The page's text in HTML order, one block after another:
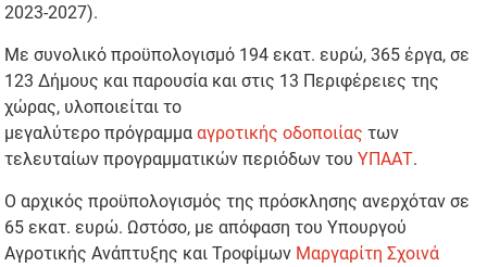
2023-2027).
Με συνολικό προϋπολογισμό 194 εκατ. ευρώ, 365 έργα, σε
123 Δήμους και παρουσία και στις 13 Περιφέρειες της
χώρας, υλοποιείται το
μεγαλύτερο πρόγραμμααγροτικής οδοποιίας των
τελευταίων προγραμματικών περιόδων τουΥΠΑΑΤ.
Ο αρχικός προϋπολογισμός της πρόσκλησης ανερχόταν σε
65 εκατ. ευρώ. Ωστόσο, με απόφαση του Υπουργού
Αγροτικής Ανάπτυξης και Τροφίμων Μαργαρίτη Σχοινά